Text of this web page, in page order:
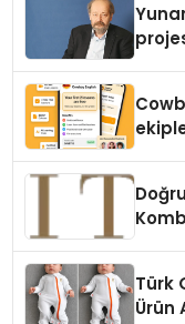
Türk
Ürün